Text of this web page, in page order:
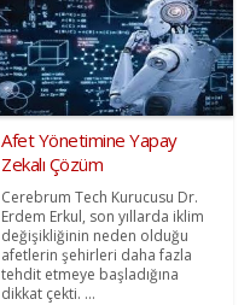
Afet Yönetimine Yapay
Zekalı Çözüm
Cerebrum Tech Kurucusu Dr.
Erdem Erkul, son yıllarda iklim
değişikliğinin neden olduğu
afetlerin şehirleri daha fazla
tehdit etmeye başladığına
dikkat çekti. ...